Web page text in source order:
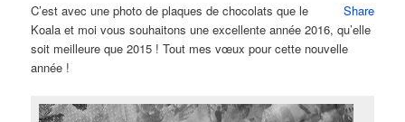
Share
C’est avec une photo de plaques de chocolats que le
Koala et moi vous souhaitons une excellente année 2016, qu’elle
soit meilleure que 2015 ! Tout mes vœux pour cette nouvelle
année !